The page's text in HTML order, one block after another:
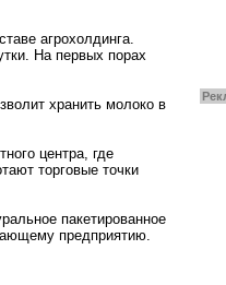
агрохолдинга.
На первых порах
хранить молоко в
центра, где
торговые точки
пакетированное
предприятию.